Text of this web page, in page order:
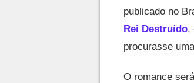
publicado no
Rei Destruído,
procurasse
O romance